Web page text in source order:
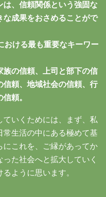
は、信頼関係という強固な
成果をおさめることがで
おける最も重要なキーワー
族の信頼、上司と部下の信
信頼、地域社会の信頼、行
頼。
いくためには、まず、私
生活の中にある極めて基
これを、ご縁があってか
た社会へと拡大していく
ように思います。